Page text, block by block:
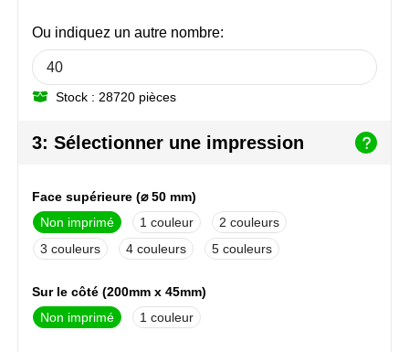
Ocean Bottle
Orrefors
Philips
Retulp
Senator
Ou indiquez un autre nombre:
Stock : 28720 pièces
3: Sélectionner une impression
Face supérieure (⌀ 50 mm)
Non imprimé
1
2
3
4 5
Sur le côté (200mm x 45mm)
Non imprimé
1